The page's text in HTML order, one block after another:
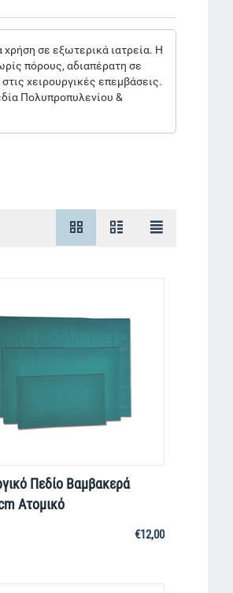
σε εξωτερικά ιατρεία. Η
πόρους, αδιαπέρατη σε
χειρουργικές επεμβάσεις.
Πολυπροπυλενίου &
Πεδίο Βαμβακερά
Ατομικό
€12,00